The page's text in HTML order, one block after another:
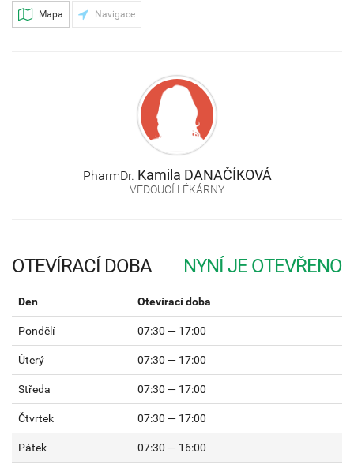
Mapa Navigace
PharmDr. Kamila DANAČÍKOVÁ
VEDOUCÍ LÉKÁRNY
OTEVÍRACÍ DOBA
Den Otevírací doba
Pondělí 07:30 — 17:00
Úterý 07:30 — 17:00
Středa 07:30 — 17:00
Čtvrtek 07:30 — 17:00
Pátek 07:30 — 16:00